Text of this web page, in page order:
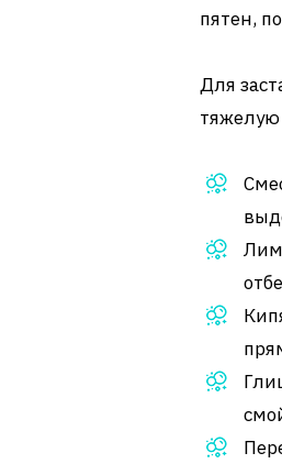
пятен,
Для